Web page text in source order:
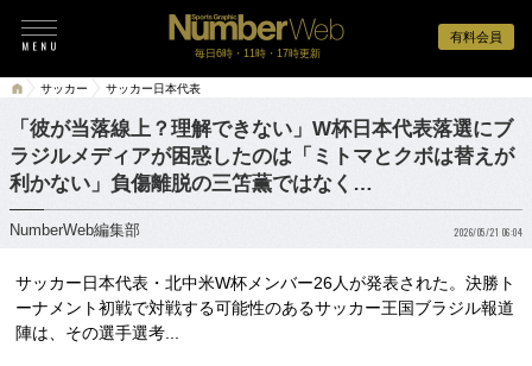
有料会員
毎日6時・11時・17時更新
サッカー サッカー日本代表
「彼が当落線上？理解できない」W杯日本代表落選にブ
ラジルメディアが困惑したのは「ミトマとクボは替えが
利かない」負傷離脱の三笘薫ではなく…
NumberWeb編集部 2026/05/21 06:04
サッカー日本代表・北中米W杯メンバー26人が発表された。決勝ト
ーナメント初戦で対戦する可能性のあるサッカー王国ブラジル報道
陣は、その選手選考...